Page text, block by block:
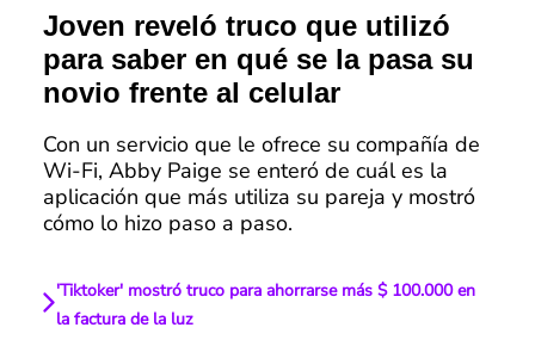
Joven reveló truco que utilizó
para saber en qué se la pasa su
novio frente al celular
Con un servicio que le ofrece su compañía de
Wi-Fi, Abby Paige se enteró de cuál es la
aplicación que más utiliza su pareja y mostró
cómo lo hizo paso a paso.
'Tiktoker' mostró truco para ahorrarse más $ 100.000 en
la factura de la luz